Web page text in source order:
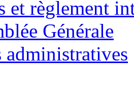
et règlement
Générale
administratives